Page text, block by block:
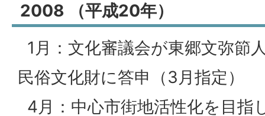
2008 （平成20年）
1月：文化審議会が東郷文弥節
民俗文化財に答申（3月指定）
4月：中心市街地活性化を目指